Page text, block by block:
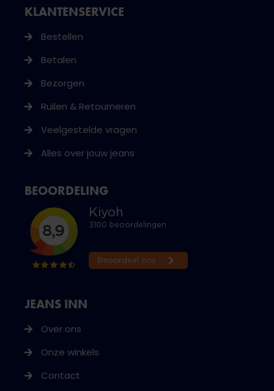
JEANS INN
Over ons
Onze winkels
Contact
KLANTENSERVICE
Bestellen
Betalen
Bezorgen
Ruilen & Retourneren
Veelgestelde vragen
Alles over jouw jeans
BEOORDELING